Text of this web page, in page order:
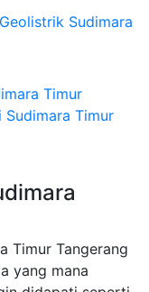
Sudimara
Timur
Timur
Timur Tangerang
yang mana